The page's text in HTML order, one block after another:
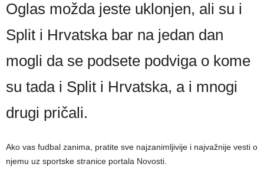
Oglas možda jeste uklonjen, ali su i
Split i Hrvatska bar na jedan dan
mogli da se podsete podviga o kome
su tada i Split i Hrvatska, a i mnogi
drugi pričali.
Ako vas fudbal zanima, pratite sve najzanimljivije i najvažnije vesti o
njemu uz sportske stranice portala Novosti.